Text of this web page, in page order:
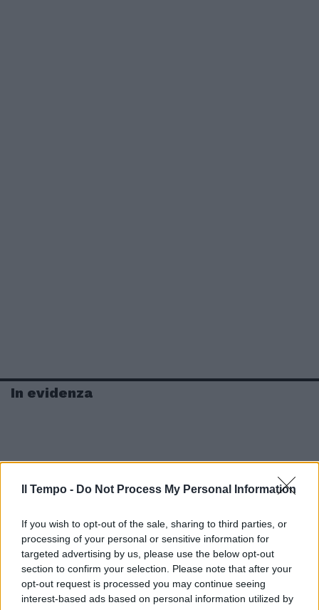
Il Tempo - Do Not Process My Personal Information
If you wish to opt-out of the sale, sharing to third parties, or
processing of your personal or sensitive information for
targeted advertising by us, please use the below opt-out
section to confirm your selection. Please note that after your
opt-out request is processed you may continue seeing
interest-based ads based on personal information utilized by
In evidenza